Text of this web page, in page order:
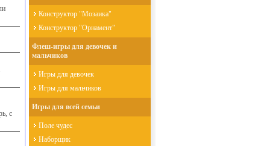
с
Конструктор "Мозаика"
Конструктор "Орнамент"
Флеш-игры для девочек и
мальчиков
Игры для девочек
Игры для мальчиков
Игры для всей семьи
Поле чудес
Наборщик